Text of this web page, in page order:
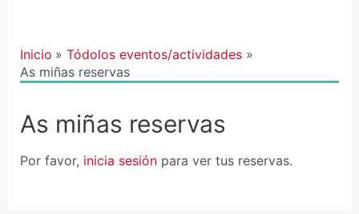
Inicio
Tódolos eventos/actividades
As miñas reservas
As miñas reservas
Por favor, inicia sesiónpara ver tus reservas.